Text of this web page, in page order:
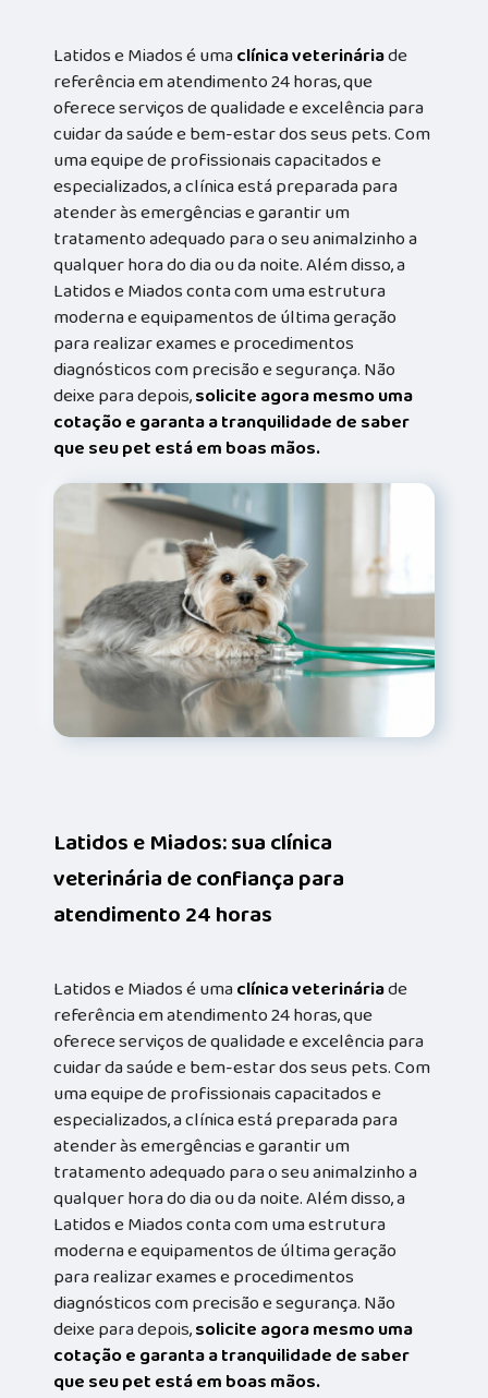
Latidos e Miados é umaclínica veterináriade
referência em atendimento 24 horas, que
oferece serviços de qualidade e excelência para
cuidar da saúde e bem-estar dos seus pets. Com
uma equipe de profissionais capacitados e
especializados, a clínica está preparada para
atender às emergências e garantir um
tratamento adequado para o seu animalzinho a
qualquer hora do dia ou da noite. Além disso, a
Latidos e Miados conta com uma estrutura
moderna e equipamentos de última geração
para realizar exames e procedimentos
diagnósticos com precisão e segurança. Não
deixe para depois,solicite agora mesmo uma
cotação e garanta a tranquilidade de saber
que seu pet está em boas mãos.
Latidos e Miados: sua clínica
veterinária de confiança para
atendimento 24 horas
Latidos e Miados é umaclínica veterináriade
referência em atendimento 24 horas, que
oferece serviços de qualidade e excelência para
cuidar da saúde e bem-estar dos seus pets. Com
uma equipe de profissionais capacitados e
especializados, a clínica está preparada para
atender às emergências e garantir um
tratamento adequado para o seu animalzinho a
qualquer hora do dia ou da noite. Além disso, a
Latidos e Miados conta com uma estrutura
moderna e equipamentos de última geração
para realizar exames e procedimentos
diagnósticos com precisão e segurança. Não
deixe para depois,solicite agora mesmo uma
cotação e garanta a tranquilidade de saber
que seu pet está em boas mãos.